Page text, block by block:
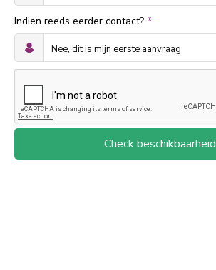
Indien reeds eerder contact? *
Check beschikbaarheid